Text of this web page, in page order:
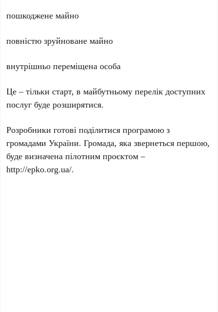
пошкоджене майно
повністю зруйноване майно
внутрішньо переміщена особа
Це – тільки старт, в майбутньому перелік доступних
послуг буде розширятися.
Розробники готові поділитися програмою з
громадами України. Громада, яка звернеться першою,
буде визначена пілотним проєктом –
http://epko.org.ua/.